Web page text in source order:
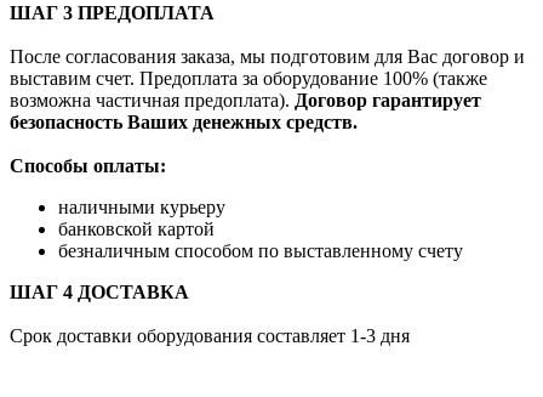
ШАГ 3 ПРЕДОПЛАТА
После согласования заказа, мы подготовим для Вас договор и
выставим счет. Предоплата за оборудование 100% (также
возможна частичная предоплата). Договор гарантирует
безопасность Ваших денежных средств.
Способы оплаты:
наличными курьеру
банковской картой
безналичным способом по выставленному счету
ШАГ 4 ДОСТАВКА
Срок доставки оборудования составляет 1-3 дня